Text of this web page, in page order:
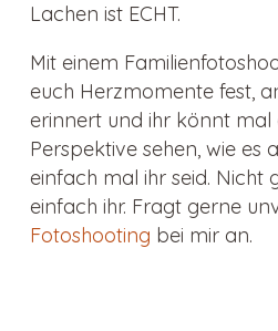
Lachen ist ECHT.
Mit einem
euch Herzmomente fest,
erinnert und ihr könnt mal
Perspektive sehen, wie es
einfach mal ihr seid. Nicht
einfach ihr. Fragt gerne
Fotoshooting bei mir an.